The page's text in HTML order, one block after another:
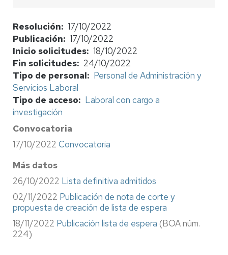
Resolución
17/10/2022
Publicación
17/10/2022
Inicio solicitudes 18/10/2022
Fin solicitudes
24/10/2022
Tipo de personal
Personal de Administración y
Servicios Laboral
Tipo de acceso
Laboral con cargo a
investigación
Convocatoria
17/10/2022 Convocatoria
Más datos
26/10/2022 Lista definitiva admitidos
02/11/2022 Publicación de nota de corte y
propuesta de creación de lista de espera
18/11/2022 Publicación lista de espera (BOA núm.
224)